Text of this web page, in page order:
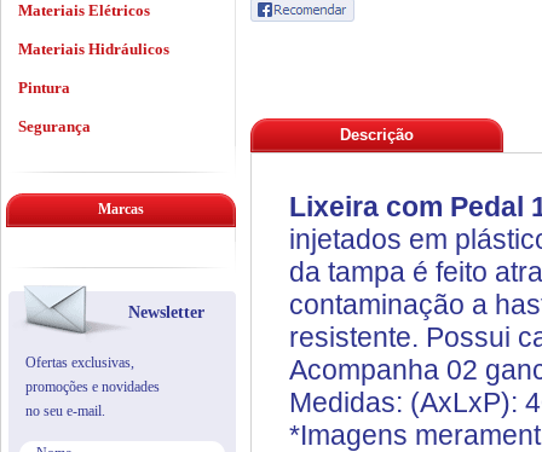
Descrição
Lixeira com Pedal
injetados em
da tampa é feito
contaminação a
resistente. Possui
Acompanha 02
Medidas: (AxLxP):
*Imagens
Materiais Elétricos
Materiais Hidráulicos
Pintura
Segurança
Marcas
Newsletter
Ofertas exclusivas,
promoções e novidades
no seu e-mail.